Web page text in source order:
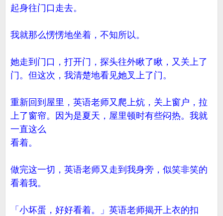
起身往门口走去。
我就那么愣愣地坐着，不知所以。
她走到门口，打开门，探头往外瞅了瞅，又关上了
门。但这次，我清楚地看见她叉上了门。
重新回到屋里，英语老师又爬上炕，关上窗户，拉
上了窗帘。因为是夏天，屋里顿时有些闷热。我就
一直这么
看着。
做完这一切，英语老师又走到我身旁，似笑非笑的
看着我。
「小坏蛋，好好看着。」英语老师揭开上衣的扣